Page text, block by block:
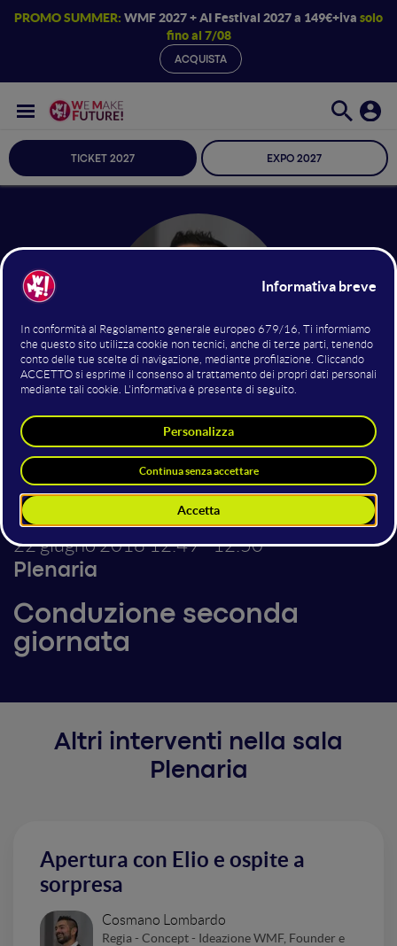
PROMO SUMMER: WMF 2027 + AI Festival 2027 a 149€+iva solo
fino al 7/08
ACQUISTA
TICKET 2027 EXPO 2027
CEO
Regia - Concept - Ideazione WMF,
Founder e CEO Search On Media
Group
22 giugno 201812:49 - 12:50
Plenaria
Conduzione seconda
giornata
Altri interventi nella sala
Plenaria
Apertura con Elio e ospite a
sorpresa
Cosmano Lombardo
Regia - Concept - Ideazione WMF, Founder e